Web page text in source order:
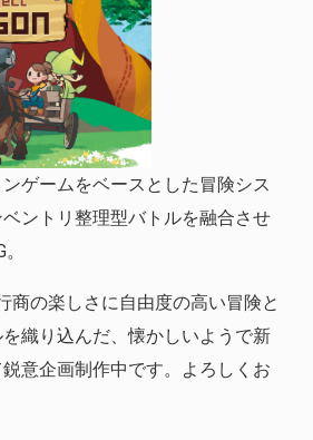
ゲームをベースとした冒険シス
ントリ整理型バトルを融合させ
商の楽しさに自由度の高い冒険と
織り込んだ、懐かしいようで新
意企画制作中です。よろしくお